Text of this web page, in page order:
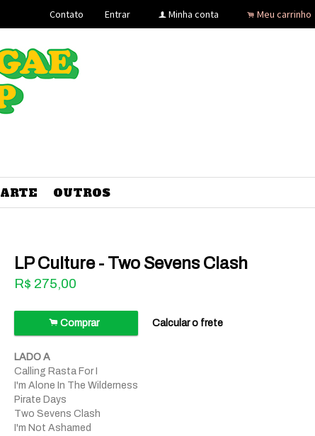
Contato Entrar f Minha conta . Meu carrinho
ARTE OUTROS
LP Culture - Two Sevens Clash
R$ 275,00
. Comprar Calcular o frete
LADO A
Calling Rasta For I
I'm Alone In The Wilderness
Pirate Days
Two Sevens Clash
I'm Not Ashamed